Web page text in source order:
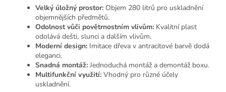
Velký úložný prostor: Objem 280 litrů pro uskladnění
objemnějších předmětů.
Odolnost vůči povětrnostním vlivům: Kvalitní plast
odolává dešti, slunci a dalším vlivům.
Moderní design: Imitace dřeva v antracitové barvě dodá
eleganci.
Snadná montáž: Jednoduchá montáž a demontáž boxu.
Multifunkční využití: Vhodný pro různé účely
uskladnění.